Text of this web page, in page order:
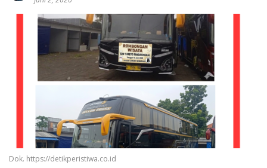
Dok. https://detikperistiwa.co.id